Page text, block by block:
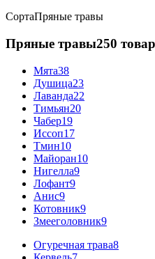
СортаПряные травы
Пряные травы250
Мята38
Душица23
Лаванда22
Тимьян20
Чабер19
Иссоп17
Тмин10
Майоран10
Нигелла9
Лофант9
Анис9
Котовник9
Змееголовник9
Огуречная трава8